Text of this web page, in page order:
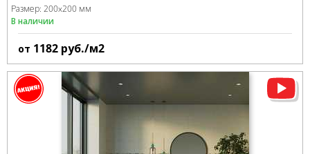
Размер: 200x200 мм
В наличии
от 1182 руб./м2